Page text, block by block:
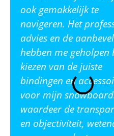
ook gemakkelijk te
navigeren. Het
advies en de
hebben me geholpen
kiezen van de juiste
bindingen en
voor mijn
waardeer de
en objectiviteit,